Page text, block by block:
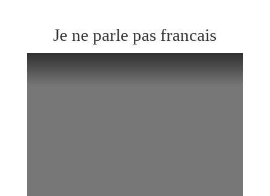
Je ne parle pas francais